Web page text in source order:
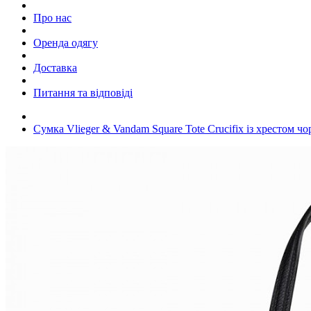
Про нас
Оренда одягу
Доставка
Питання та відповіді
Сумка Vlieger & Vandam Square Tote Crucifix із хрестом